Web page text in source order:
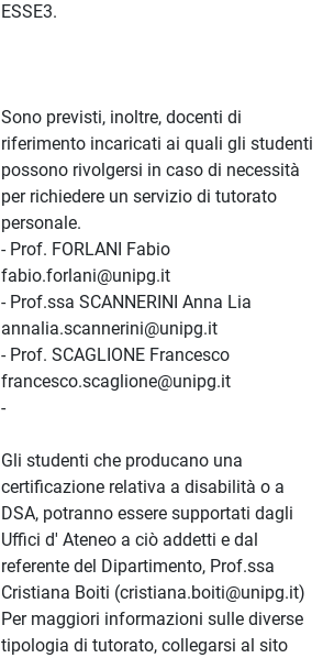
ESSE3.
Sono previsti, inoltre, docenti di
riferimento incaricati ai quali gli studenti
possono rivolgersi in caso di necessità
per richiedere un servizio di tutorato
personale.
- Prof. FORLANI Fabio
fabio.forlani@unipg.it
- Prof.ssa SCANNERINI Anna Lia
annalia.scannerini@unipg.it
- Prof. SCAGLIONE Francesco
francesco.scaglione@unipg.it
-
Gli studenti che producano una
certificazione relativa a disabilità o a
DSA, potranno essere supportati dagli
Uffici d' Ateneo a ciò addetti e dal
referente del Dipartimento, Prof.ssa
Cristiana Boiti (cristiana.boiti@unipg.it)
Per maggiori informazioni sulle diverse
tipologia di tutorato, collegarsi al sito